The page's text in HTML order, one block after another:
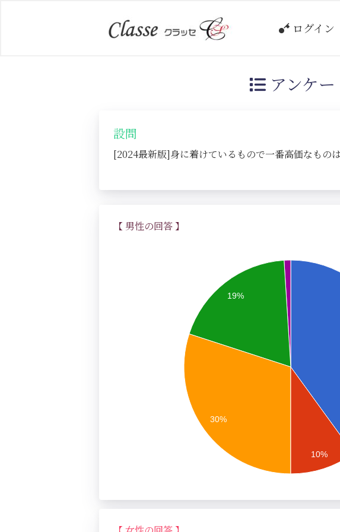
ログイン
アンケ
設問
[2024最新版]身に着けているもので一番高価なもの
【 男性の回答 】
19%
30%
10%